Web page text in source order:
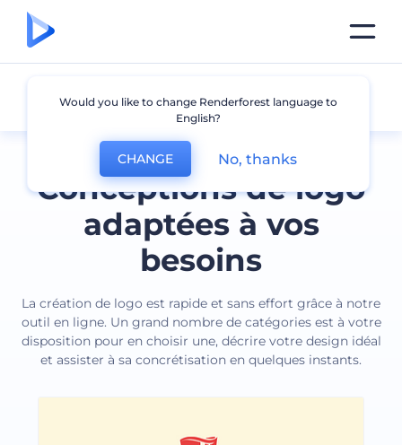
Conceptions de logo
adaptées à vos
besoins
La création de logo est rapide et sans effort grâce à notre
outil en ligne. Un grand nombre de catégories est à votre
disposition pour en choisir une, décrire votre design idéal
et assister à sa concrétisation en quelques instants.
Tous les logos
Would you like to change Renderforest language to
English?
CHANGE No, thanks